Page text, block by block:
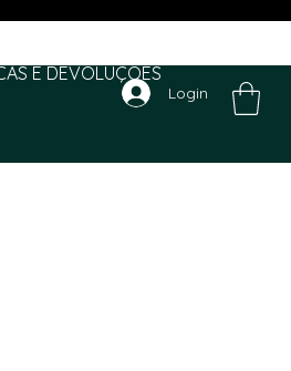
E DEVOLUÇÕES
Login